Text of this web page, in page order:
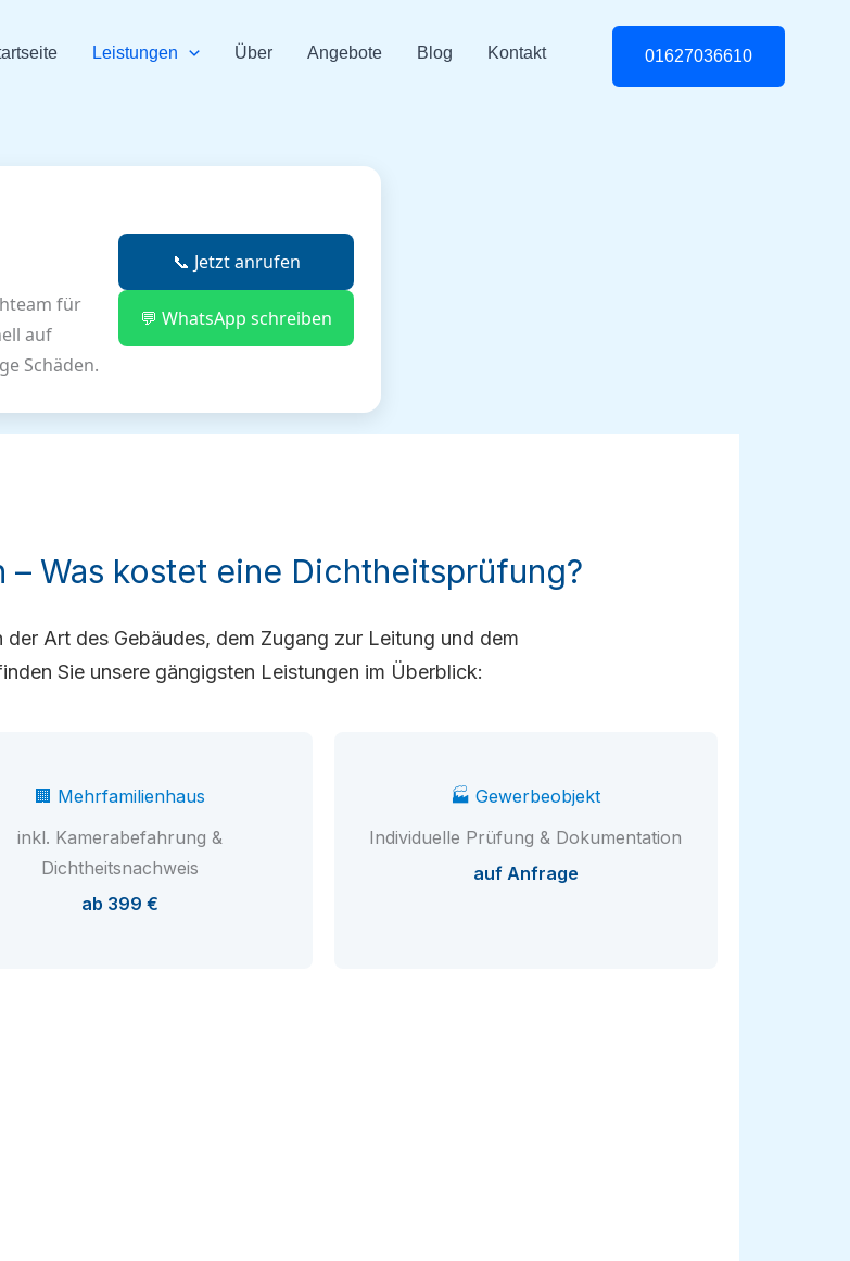
Leistungen Über Angebote Blog Kontakt 01627036610
für
auf
Schäden.
📞 Jetzt anrufen
💬 WhatsApp schreiben
– Was kostet eine Dichtheitsprüfung?
der Art des Gebäudes, dem Zugang zur Leitung und dem
Sie unsere gängigsten Leistungen im Überblick:
🏢 Mehrfamilienhaus
inkl. Kamerabefahrung &
Dichtheitsnachweis
ab 399 €
🏭 Gewerbeobjekt
Individuelle Prüfung & Dokumentation
auf Anfrage